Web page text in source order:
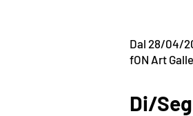
Dal 28/04/
fON Art
Di/